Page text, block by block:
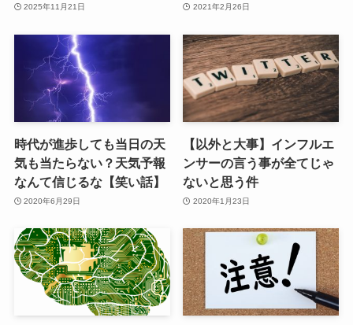
2025年11月21日 2021年2月26日
時代が進歩しても当日の天
気も当たらない？天気予報
なんて信じるな【笑い話】
2020年6月29日
【以外と大事】インフルエ
ンサーの言う事が全てじゃ
ないと思う件
2020年1月23日